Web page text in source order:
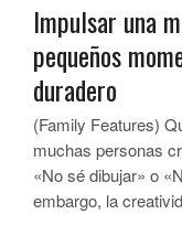
Impulsar una
pequeños
duradero
(Family Features)
muchas personas
«No sé dibujar» o
embargo, la